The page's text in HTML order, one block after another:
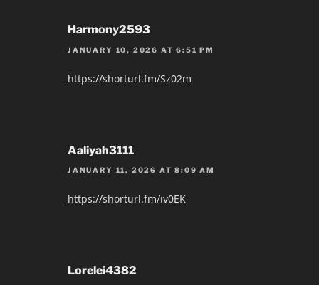
Harmony2593
JANUARY 10, 2026 AT 6:51 PM
https://shorturl.fm/Sz02m
Aaliyah3111
JANUARY 11, 2026 AT 8:09 AM
https://shorturl.fm/iv0EK
Lorelei4382